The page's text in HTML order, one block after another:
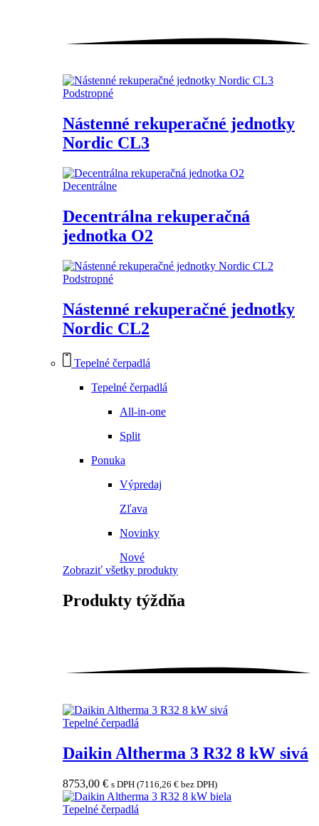
Podstropné
Nástenné rekuperačné jednotky
Nordic CL3
Decentrálne
Decentrálna rekuperačná
jednotka O2
Podstropné
Nástenné rekuperačné jednotky
Nordic CL2
Tepelné čerpadlá
Tepelné čerpadlá
All-in-one
Split
Ponuka
Výpredaj
Zľava
Novinky
Nové
Zobraziť všetky produkty
Produkty týždňa
Tepelné čerpadlá
Daikin Altherma 3 R32 8 kW sivá
8753,00 € s DPH (7116,26 € bez DPH)
Tepelné čerpadlá